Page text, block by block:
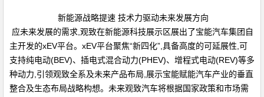
新能源战略提速 技术力驱动未来发展方向
应未来发展的需求,观致在新能源科技展示区展出了宝能汽车集团自
主开发的xEV平台。xEV平台聚焦“新四化”,具备高度的可延展性,可
支持纯电动(BEV)、插电式混合动力(PHEV)、增程式电动(REV)等多
种动力,引领观致全系及未来产品布局,展示宝能赋能汽车产业的垂直
整合及生态布局战略构想。未来观致汽车将根据国家政策和市场需